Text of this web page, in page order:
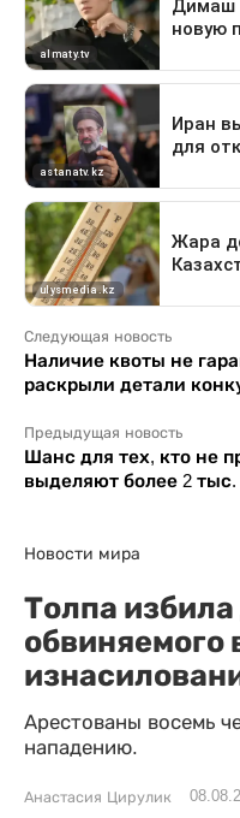
Следующая новость
Наличие квоты не
раскрыли детали
Предыдущая новость
Шанс для тех, кто не
выделяют более 2 тыс.
Новости мира
Толпа
обвиняемого
Арестованы восемь
нападению.
Анастасия Цирулик